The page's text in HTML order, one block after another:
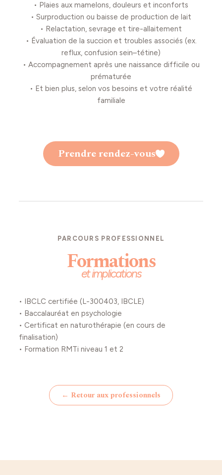
• Plaies aux mamelons, douleurs et inconforts
• Surproduction ou baisse de production de lait
• Relactation, sevrage et tire-allaitement
• Évaluation de la succion et troubles associés (ex.
reflux, confusion sein–tétine)
• Accompagnement après une naissance difficile ou
prématurée
• Et bien plus, selon vos besoins et votre réalité
familiale
Prendre rendez-vous
PARCOURS PROFESSIONNEL
Formations
et implications
• IBCLC certifiée (L-300403, IBCLE)
• Baccalauréat en psychologie
• Certificat en naturothérapie (en cours de
finalisation)
• Formation RMTi niveau 1 et 2
← Retour aux professionnels